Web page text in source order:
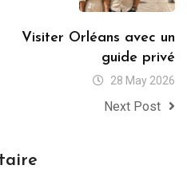
Visiter Orléans avec un
guide privé
28 May 2026
Next Post